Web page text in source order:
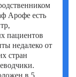
Арофе есть
пациентов
недалеко от
стран
в 5